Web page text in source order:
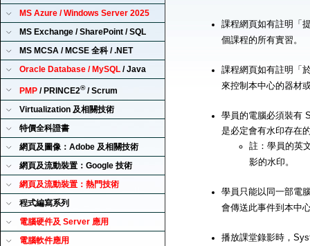
MS Azure / Windows Server 2025
MS Exchange / SharePoint / SQL
MS MCSA / MCSE 全科 / .NET
Oracle Database / MySQL / Java
PMP / PRINCE2®/ Scrum
Virtualization 及相關技術
特價全科證書
網頁及圖像：Adobe 及相關技術
網頁及流動裝置：Google 技術
網頁及流動裝置：熱門技術
程式編寫系列
電腦硬件及 Server 應用
電腦軟件應用
課程網頁如有註明「
個課程的所有實習。
課程網頁如有註明「
來控制本中心的器材
學員的電腦必須裝有
是必定會有水印存在
註：學員的英
影的水印。
學員只能以同一部電
會傳送此事件到本中
播放課堂錄影時，